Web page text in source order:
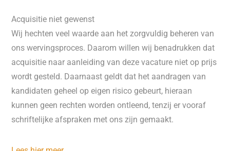
Acquisitie niet gewenst
Wij hechten veel waarde aan het zorgvuldig beheren van
ons wervingsproces. Daarom willen wij benadrukken dat
acquisitie naar aanleiding van deze vacature niet op prijs
wordt gesteld. Daarnaast geldt dat het aandragen van
kandidaten geheel op eigen risico gebeurt, hieraan
kunnen geen rechten worden ontleend, tenzij er vooraf
schriftelijke afspraken met ons zijn gemaakt.